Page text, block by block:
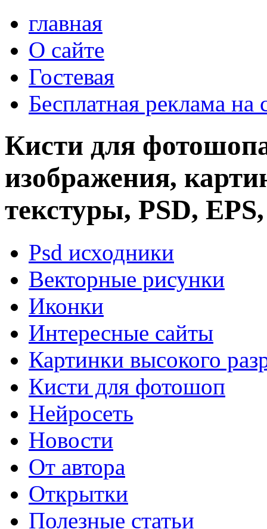
главная
О сайте
Гостевая
Бесплатная реклама на
Кисти для
изображения,
текстуры, PSD,
Psd исходники
Векторные рисунки
Иконки
Интересные сайты
Картинки высокого
Кисти для фотошоп
Нейросеть
Новости
От автора
Открытки
Полезные статьи